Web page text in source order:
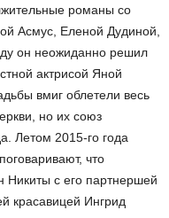
романы со
Асмус, Еленой Дудиной,
он неожиданно решил
актрисой Яной
вмиг облетели весь
но их союз
Летом 2015-го года
что
Никиты с его партнершей
красавицей Ингрид